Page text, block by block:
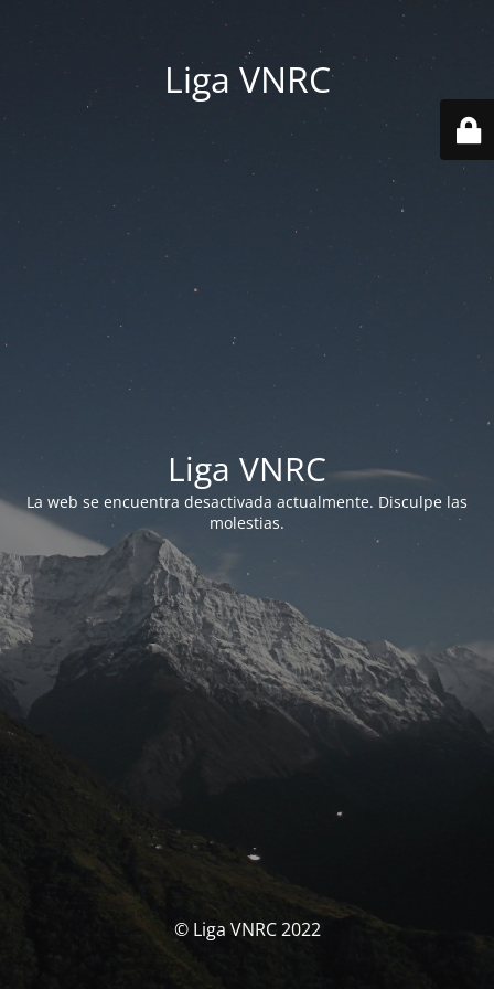
Liga VNRC
Liga VNRC
La web se encuentra desactivada actualmente. Disculpe las
molestias.
© Liga VNRC 2022